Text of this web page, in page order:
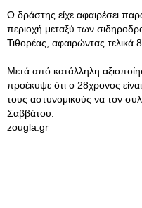
Ο δράστης είχε αφαιρέσει
περιοχή μεταξύ των
Τιθορέας, αφαιρώντας τελικά
Μετά από κατάλληλη
προέκυψε ότι ο 28χρονος
τους αστυνομικούς να τον
Σαββάτου.
zougla.gr